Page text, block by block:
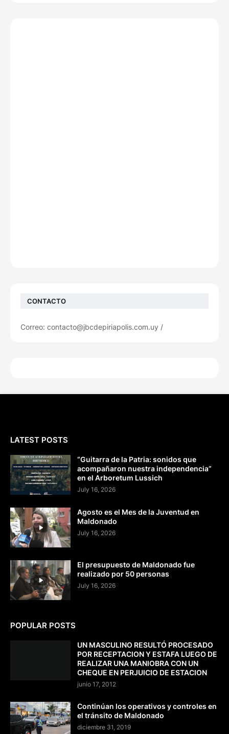
CONTACTO
Correo: contacto@jbcdepiriapolis.com.uy /
LATEST POSTS
“Guitarra de la Patria: sonidos que
acompañaron nuestra independencia”
en el Arboretum Lussich
July 16, 2026
Agosto es el Mes de la Juventud en
Maldonado
July 16, 2026
El presupuesto de Maldonado fue
realizado por 50 personas
July 16, 2026
POPULAR POSTS
UN MASCULINO RESULTÓ PROCESADO
POR RECEPTACION Y ESTAFA LUEGO DE
REALIZAR UNA MANIOBRA CON UN
CHEQUE EN PERJUICIO DE ESTACION
junio 17, 2012
Continúan los operativos y controles en
el tránsito de Maldonado
diciembre 31, 2019